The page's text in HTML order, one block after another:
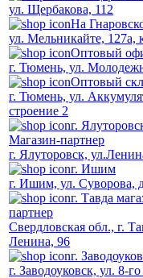
ул. Щербакова, 112
На
ул. Мельникайте, 127а,
Оптовый
г. Тюмень, ул.
Оптовый
г. Тюмень, ул.
строение 2
г.
Магазин-партнер
г. Ялуторовск,
г. Ишим
г. Ишим, ул. Суворова,
г. Тавда
партнер
Свердловская обл., г.
Ленина, 96
г.
г. Заводоуковск, ул. 8-